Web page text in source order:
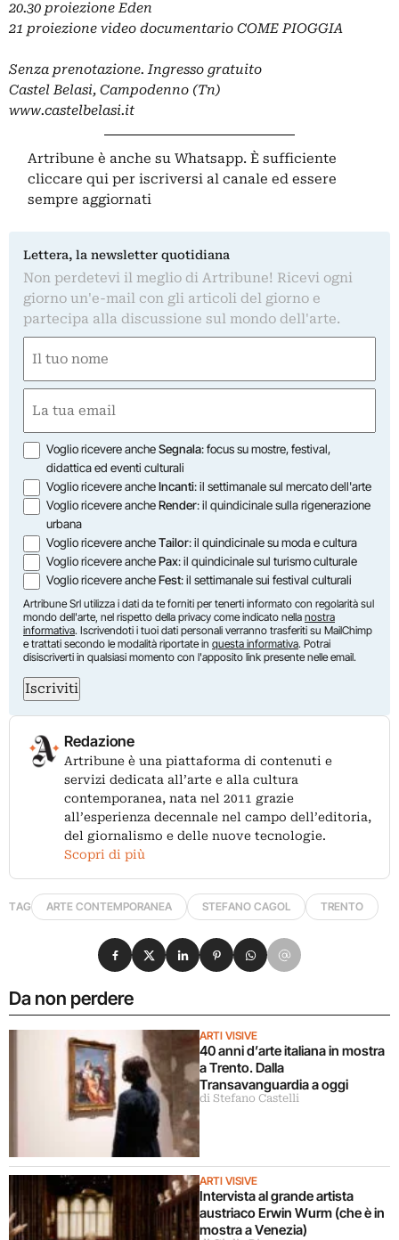
20.30 proiezione Eden
21 proiezione video documentario COME PIOGGIA
Senza prenotazione. Ingresso gratuito
Castel Belasi, Campodenno (Tn)
www.castelbelasi.it
Artribune è anche su Whatsapp. È sufficiente
cliccare qui per iscriversi al canale ed essere
sempre aggiornati
Lettera, la newsletter quotidiana
Non perdetevi il meglio di Artribune! Ricevi ogni
giorno un'e-mail con gli articoli del giorno e
partecipa alla discussione sul mondo dell'arte.
(Obbligatorio)
Nome
(Obbligatorio)
Opzioni
Voglio ricevere ancheSegnala: focus su mostre, festival,
didattica ed eventi culturali
Voglio ricevere ancheIncanti: il settimanale sul mercato dell'arte
Voglio ricevere ancheRender: il quindicinale sulla rigenerazione
urbana
Voglio ricevere ancheTailor: il quindicinale su moda e cultura
Voglio ricevere anchePax: il quindicinale sul turismo culturale
Voglio ricevere ancheFest: il settimanale sui festival culturali
Artribune Srl utilizza i dati da te forniti per tenerti informato con regolarità sul
mondo dell'arte, nel rispetto della privacy come indicato nella nostra
informativa. Iscrivendoti i tuoi dati personali verranno trasferiti su MailChimp
e trattati secondo le modalità riportate in questa informativa. Potrai
disiscriverti in qualsiasi momento con l'apposito link presente nelle email.
Iscriviti
Redazione
Artribune è una piattaforma di contenuti e
servizi dedicata all’arte e alla cultura
contemporanea, nata nel 2011 grazie
all’esperienza decennale nel campo dell’editoria,
del giornalismo e delle nuove tecnologie.
Scopri di più
TAG ARTE CONTEMPORANEA STEFANO CAGOL TRENTO
Da non perdere
ARTI VISIVE
40 anni d’arte italiana in mostra
a Trento. Dalla
Transavanguardia a oggi
di Stefano Castelli
ARTI VISIVE
Intervista al grande artista
austriaco Erwin Wurm (che è in
mostra a Venezia)
Condividi su Facebook
Condividi su X
Condividi su LinkedIn
Condividi su Pinterest
Condividi su WhatsApp
Condividi su Email